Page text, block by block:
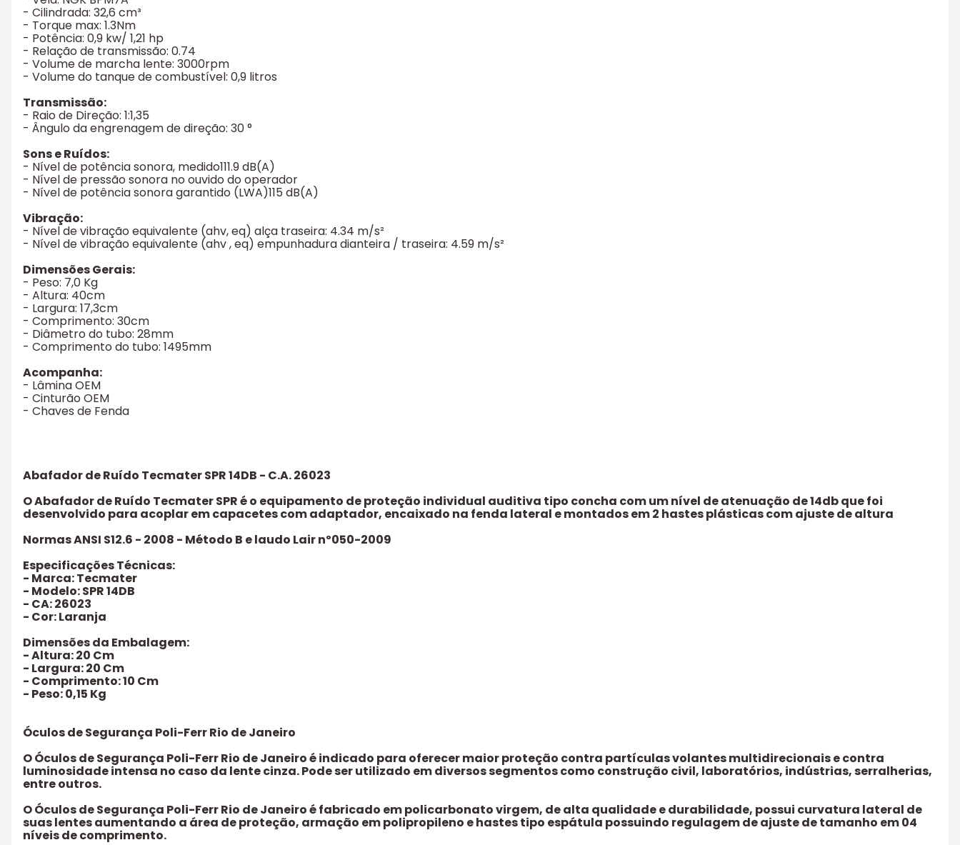
- Cilindrada: 32,6 cm³
- Torque max: 1.3Nm
- Potência: 0,9 kw/ 1,21 hp
- Relação de transmissão: 0.74
- Volume de marcha lente: 3000rpm
- Volume do tanque de combustível: 0,9 litros
Transmissão:
- Raio de Direção: 1:1,35
- Ângulo da engrenagem de direção: 30 °
Sons e Ruídos:
- Nível de potência sonora, medido111.9 dB(A)
- Nível de pressão sonora no ouvido do operador
- Nível de potência sonora garantido (LWA)115 dB(A)
Vibração:
- Nível de vibração equivalente (ahv, eq) alça traseira: 4.34 m/s²
- Nível de vibração equivalente (ahv , eq) empunhadura dianteira / traseira: 4.59 m/s²
Dimensões Gerais:
- Peso: 7,0 Kg
- Altura: 40cm
- Largura: 17,3cm
- Comprimento: 30cm
- Diâmetro do tubo: 28mm
- Comprimento do tubo: 1495mm
Acompanha:
- Lâmina OEM
- Cinturão OEM
- Chaves de Fenda
Abafador de Ruído Tecmater SPR 14DB - C.A. 26023
O Abafador de Ruído Tecmater SPR é o equipamento de proteção individual auditiva tipo concha com um nível de atenuação de 14db que foi
desenvolvido para acoplar em capacetes com adaptador, encaixado na fenda lateral e montados em 2 hastes plásticas com ajuste de altura
Normas ANSI S12.6 - 2008 - Método B e laudo Lair nº050-2009
Especificações Técnicas:
- Marca: Tecmater
- Modelo: SPR 14DB
- CA: 26023
- Cor: Laranja
Dimensões da Embalagem:
- Altura: 20 Cm
- Largura: 20 Cm
- Comprimento: 10 Cm
- Peso: 0,15 Kg
Óculos de Segurança Poli-Ferr Rio de Janeiro
O Óculos de Segurança Poli-Ferr Rio de Janeiro é indicado para oferecer maior proteção contra partículas volantes multidirecionais e contra
luminosidade intensa no caso da lente cinza. Pode ser utilizado em diversos segmentos como construção civil, laboratórios, indústrias, serralherias,
entre outros.
O Óculos de Segurança Poli-Ferr Rio de Janeiro é fabricado em policarbonato virgem, de alta qualidade e durabilidade, possui curvatura lateral de
suas lentes aumentando a área de proteção, armação em polipropileno e hastes tipo espátula possuindo regulagem de ajuste de tamanho em 04
níveis de comprimento.